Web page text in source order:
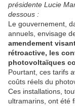
présidente Lucie
dessous :
Le gouvernement,
annuels, envisage
amendement
rétroactive, les
photovoltaïques
Pourtant, ces tarifs
coûts réels du
Ces installations,
ultramarins, ont été